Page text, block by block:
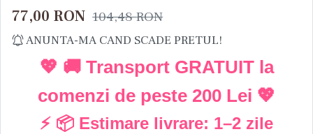
77,00 RON 104,48RON
ANUNTA-MA CAND SCADE PRETUL!
💖 🚚 Transport GRATUIT la
comenzi de peste 200 Lei 💖
⚡ 📦 Estimare livrare: 1–2 zile